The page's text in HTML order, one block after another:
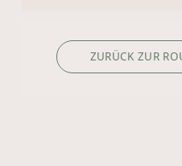
ZURÜCK ZUR